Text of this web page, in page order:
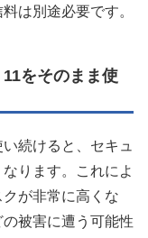
は別途必要です。
をそのまま使
続けると、セキュ
ります。これによ
が非常に高くな
被害に遭う可能性